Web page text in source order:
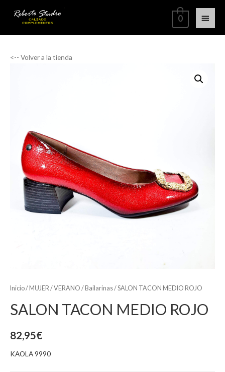
0
<-- Volver a la tienda
Inicio/ MUJER /VERANO / Bailarinas/ SALON TACON MEDIO ROJO
SALON TACON MEDIO ROJO
82,95€
KAOLA 9990